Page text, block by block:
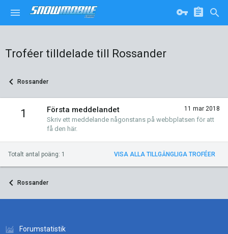
Troféer tilldelade till Rossander
Rossander
1 11 mar 2018
Första meddelandet
Skriv ett meddelande någonstans på webbplatsen för att
få den här.
Totalt antal poäng: 1 VISA ALLA TILLGÄNGLIGA TROFÉER
Rossander
Forumstatistik